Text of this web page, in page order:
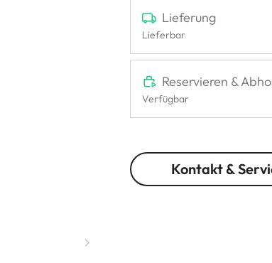
Lieferung
Lieferbar
Reservieren &
Verfügbar
Kontakt &